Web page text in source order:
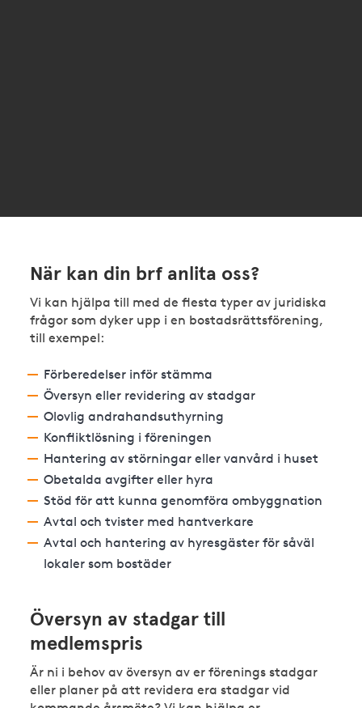
När kan din brf anlita oss?
Vi kan hjälpa till med de flesta typer av juridiska
frågor som dyker upp i en bostadsrättsförening,
till exempel:
Förberedelser inför stämma
Översyn eller revidering av stadgar
Olovlig andrahandsuthyrning
Konfliktlösning i föreningen
Hantering av störningar eller vanvård i huset
Obetalda avgifter eller hyra
Stöd för att kunna genomföra ombyggnation
Avtal och tvister med hantverkare
Avtal och hantering av hyresgäster för såväl
lokaler som bostäder
Översyn av stadgar till
medlemspris
Är ni i behov av översyn av er förenings stadgar
eller planer på att revidera era stadgar vid